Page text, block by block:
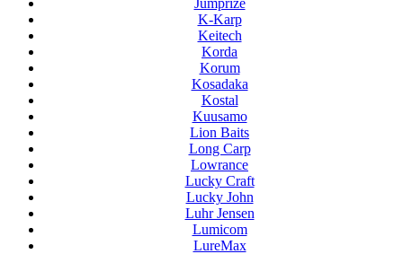
Jumprize
K-Karp
Keitech
Korda
Korum
Kosadaka
Kostal
Kuusamo
Lion Baits
Long Carp
Lowrance
Lucky Craft
Lucky John
Luhr Jensen
Lumicom
LureMax